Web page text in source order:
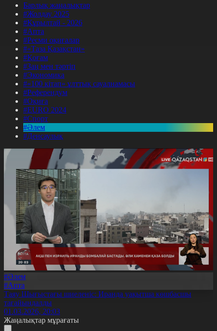
Барлық жаңалықтар
#Жолдау 2025
#Құрылтай - 2026
#Апта
#Ресми оқиғалар
#«Таза Қазақстан»
#Қоғам
#Заң мен тәртіп
#Экономика
#«100 кітап» ұлттық сауалнамасы
#Референдум
#Оқиға
#EURO 2024
#Спорт
#Әлем
#Денсаулық
#Әлем
#Апта
Таяу Шығыстағы шиеленіс: Иранда уақытша көшбасшы
тағайындалды
01.03.2026, 20:03
Жаңалықтар мұрағаты